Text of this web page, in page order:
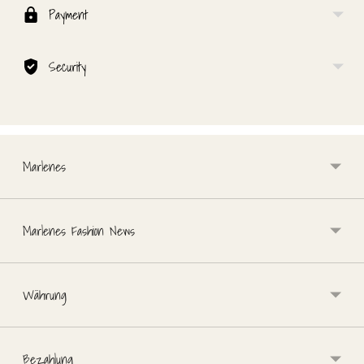
Warenkorb
Payment
Security
Marlenes
Marlenes Fashion News
Währung
Bezahlung